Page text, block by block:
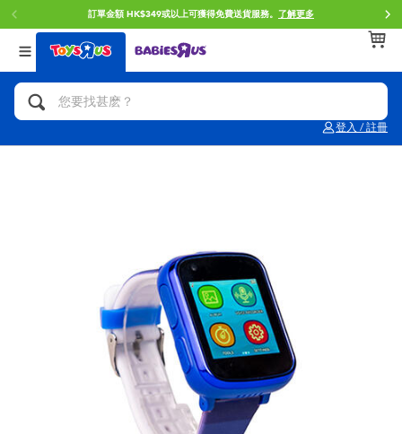
門店自取服務 網上購買並在店內取貨。了解更多
登入 / 註冊
返回
分類目錄
人氣英雄,角色扮演,射擊玩具
玩具車,貨車,火車及遙控系列
手工藝,文具,蠟筆,泥膠,畫板
娃娃, 芭比,收藏公仔
返回
品牌
Brunch Brother 早午餐兄弟
Play-Doh培樂多
Pokemon寶可夢
返回
年齢
0~2歳
12~14歳
14歳以上